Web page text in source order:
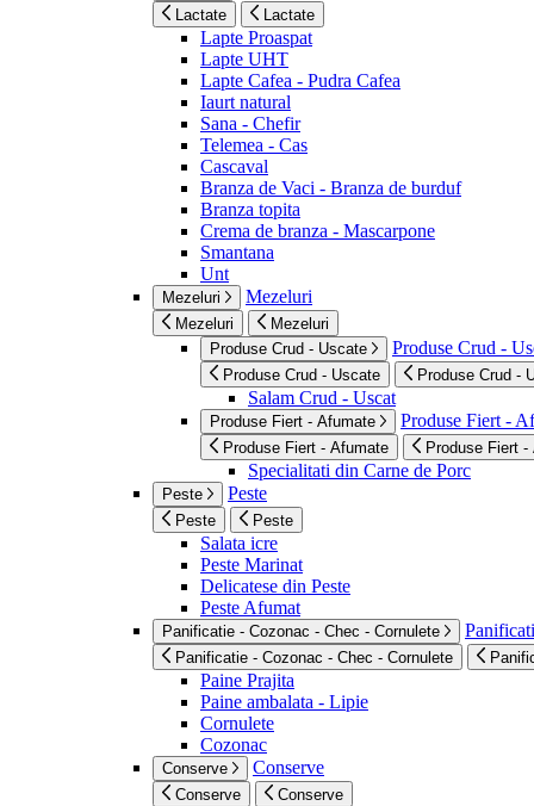
Lactate Lactate
Lapte Proaspat
Lapte UHT
Lapte Cafea - Pudra Cafea
Iaurt natural
Sana - Chefir
Telemea - Cas
Cascaval
Branza de Vaci - Branza de burduf
Branza topita
Crema de branza - Mascarpone
Smantana
Unt
Mezeluri Mezeluri
Mezeluri
Mezeluri
Produse Crud - Uscate
Produse Crud -
Produse Crud - Uscate Produse Crud -
Salam Crud - Uscat
Produse Fiert - Afumate Produse Fiert -
Produse Fiert - Afumate Produse Fiert -
Specialitati din Carne de Porc
Peste Peste
Peste Peste
Salata icre
Peste Marinat
Delicatese din Peste
Peste Afumat
Panificatie - Cozonac - Chec - Cornulete
Panificatie - Cozonac - Chec - Cornulete
Paine Prajita
Paine ambalata - Lipie
Cornulete
Cozonac
Conserve Conserve
Conserve Conserve